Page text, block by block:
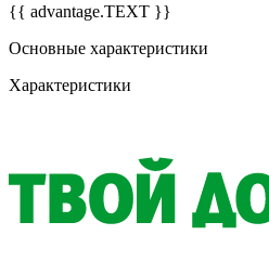
{{ advantage.TEXT }}
Основные характеристики
Характеристики